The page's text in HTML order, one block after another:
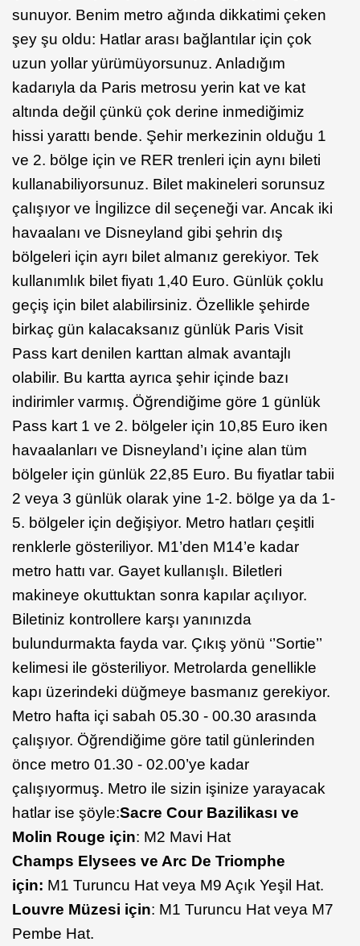
sunuyor. Benim metro ağında dikkatimi çeken
şey şu oldu: Hatlar arası bağlantılar için çok
uzun yollar yürümüyorsunuz. Anladığım
kadarıyla da Paris metrosu yerin kat ve kat
altında değil çünkü çok derine inmediğimiz
hissi yarattı bende. Şehir merkezinin olduğu 1
ve 2. bölge için ve RER trenleri için aynı bileti
kullanabiliyorsunuz. Bilet makineleri sorunsuz
çalışıyor ve İngilizce dil seçeneği var. Ancak iki
havaalanı ve Disneyland gibi şehrin dış
bölgeleri için ayrı bilet almanız gerekiyor. Tek
kullanımlık bilet fiyatı 1,40 Euro. Günlük çoklu
geçiş için bilet alabilirsiniz. Özellikle şehirde
birkaç gün kalacaksanız günlük Paris Visit
Pass kart denilen karttan almak avantajlı
olabilir. Bu kartta ayrıca şehir içinde bazı
indirimler varmış. Öğrendiğime göre 1 günlük
Pass kart 1 ve 2. bölgeler için 10,85 Euro iken
havaalanları ve Disneyland’ı içine alan tüm
bölgeler için günlük 22,85 Euro. Bu fiyatlar tabii
2 veya 3 günlük olarak yine 1-2. bölge ya da 1-
5. bölgeler için değişiyor. Metro hatları çeşitli
renklerle gösteriliyor. M1’den M14’e kadar
metro hattı var. Gayet kullanışlı. Biletleri
makineye okuttuktan sonra kapılar açılıyor.
Biletiniz kontrollere karşı yanınızda
bulundurmakta fayda var. Çıkış yönü ‘’Sortie’’
kelimesi ile gösteriliyor. Metrolarda genellikle
kapı üzerindeki düğmeye basmanız gerekiyor.
Metro hafta içi sabah 05.30 - 00.30 arasında
çalışıyor. Öğrendiğime göre tatil günlerinden
önce metro 01.30 - 02.00’ye kadar
çalışıyormuş. Metro ile sizin işinize yarayacak
hatlar ise şöyle:Sacre Cour Bazilikası ve
Molin Rouge için: M2 Mavi Hat
Champs Elysees ve Arc De Triomphe
için: M1 Turuncu Hat veya M9 Açık Yeşil Hat.
Louvre Müzesi için: M1 Turuncu Hat veya M7
Pembe Hat.